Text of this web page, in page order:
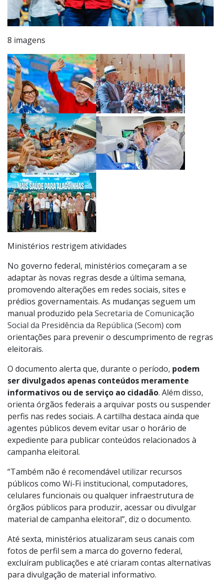
8 imagens
Ministérios restrigem atividades
No governo federal, ministérios começaram a se
adaptar às novas regras desde a última semana,
promovendo alterações em redes sociais, sites e
prédios governamentais. As mudanças seguem um
manual produzido pela Secretaria de Comunicação
Social da Presidência da República (Secom) com
orientações para prevenir o descumprimento de regras
eleitorais.
O documento alerta que, durante o período, podem
ser divulgados apenas conteúdos meramente
informativos ou de serviço ao cidadão. Além disso,
orienta órgãos federais a arquivar posts ou suspender
perfis nas redes sociais. A cartilha destaca ainda que
agentes públicos devem evitar usar o horário de
expediente para publicar conteúdos relacionados à
campanha eleitoral.
“Também não é recomendável utilizar recursos
públicos como Wi-Fi institucional, computadores,
celulares funcionais ou qualquer infraestrutura de
órgãos públicos para produzir, acessar ou divulgar
material de campanha eleitoral”, diz o documento.
Até sexta, ministérios atualizaram seus canais com
fotos de perfil sem a marca do governo federal,
excluíram publicações e até criaram contas alternativas
para divulgação de material informativo.